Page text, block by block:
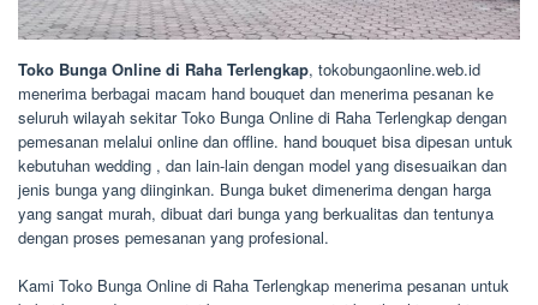
Toko Bunga Online di Raha Terlengkap, tokobungaonline.web.id
menerima berbagai macam hand bouquet dan menerima pesanan ke
seluruh wilayah sekitar Toko Bunga Online di Raha Terlengkap dengan
pemesanan melalui online dan offline. hand bouquet bisa dipesan untuk
kebutuhan wedding , dan lain-lain dengan model yang disesuaikan dan
jenis bunga yang diinginkan. Bunga buket dimenerima dengan harga
yang sangat murah, dibuat dari bunga yang berkualitas dan tentunya
dengan proses pemesanan yang profesional.
Kami Toko Bunga Online di Raha Terlengkap menerima pesanan untuk